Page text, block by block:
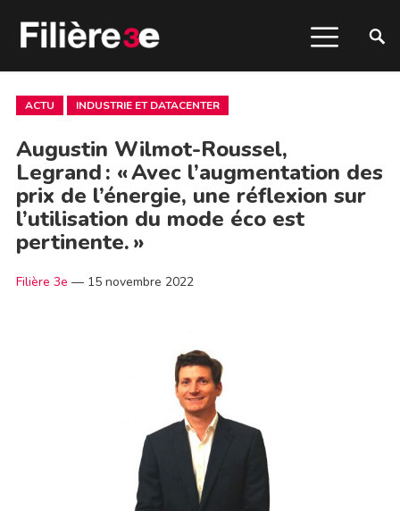
ACTU INDUSTRIE ET DATACENTER
Augustin Wilmot-Roussel,
Legrand : « Avec l’augmentation des
prix de l’énergie, une réflexion sur
l’utilisation du mode éco est
pertinente. »
Filière 3e — 15 novembre 2022